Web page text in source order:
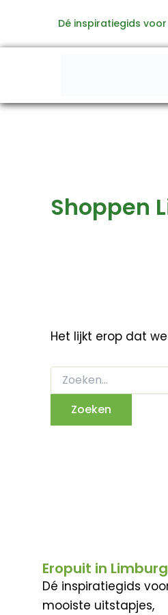
de
Dé inspiratiegids
Shoppen
Het lijkt erop dat
naar:
Eropuit in Limburg
Dé inspiratiegids
mooiste uitstapjes,